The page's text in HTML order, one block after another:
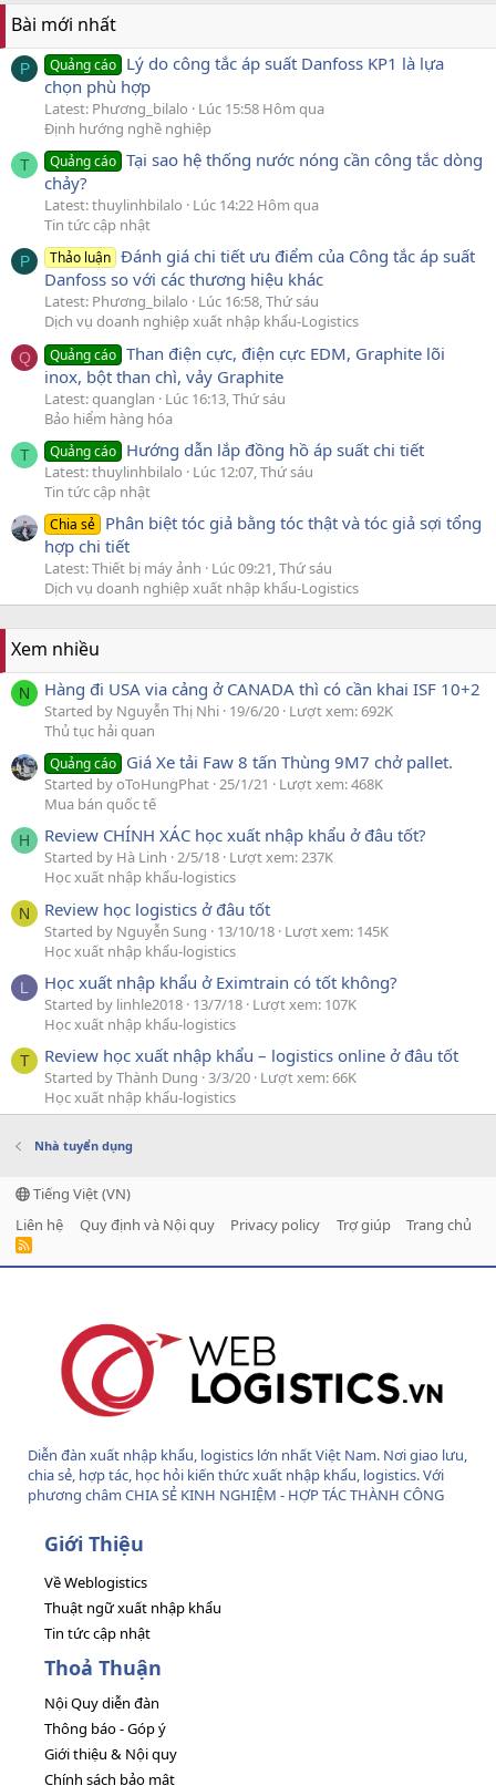
Bài mới nhất
P Quảng cáo Lý do công tắc áp suất Danfoss KP1 là lựa
chọn phù hợp
Latest: Phương_bilalo
Lúc 15:58 Hôm qua
Định hướng nghề nghiệp
T Quảng cáo Tại sao hệ thống nước nóng cần công tắc dòng
chảy?
Latest: thuylinhbilalo
Lúc 14:22 Hôm qua
Tin tức cập nhật
P Thảo luận Đánh giá chi tiết ưu điểm của Công tắc áp suất
Danfoss so với các thương hiệu khác
Latest: Phương_bilalo
Lúc 16:58, Thứ sáu
Dịch vụ doanh nghiệp xuất nhập khẩu-Logistics
Q Quảng cáo Than điện cực, điện cực EDM, Graphite lõi
inox, bột than chì, vảy Graphite
Latest: quanglan
Lúc 16:13, Thứ sáu
Bảo hiểm hàng hóa
T Quảng cáo Hướng dẫn lắp đồng hồ áp suất chi tiết
Latest: thuylinhbilalo
Lúc 12:07, Thứ sáu
Tin tức cập nhật
Chia sẻ Phân biệt tóc giả bằng tóc thật và tóc giả sợi tổng
hợp chi tiết
Latest: Thiết bị máy ảnh
Lúc 09:21, Thứ sáu
Dịch vụ doanh nghiệp xuất nhập khẩu-Logistics
Xem nhiều
N Hàng đi USA via cảng ở CANADA thì có cần khai ISF 10+2
Started by Nguyễn Thị Nhi 19/6/20 Lượt xem: 692K
Thủ tục hải quan
Quảng cáo Giá Xe tải Faw 8 tấn Thùng 9M7 chở pallet.
Started by oToHungPhat 25/1/21
Lượt xem: 468K
Mua bán quốc tế
H Review CHÍNH XÁC học xuất nhập khẩu ở đâu tốt?
Started by Hà Linh 2/5/18 Lượt xem: 237K
Học xuất nhập khẩu-logistics
N Review học logistics ở đâu tốt
Started by Nguyễn Sung 13/10/18 Lượt xem: 145K
Học xuất nhập khẩu-logistics
L Học xuất nhập khẩu ở Eximtrain có tốt không?
Started by linhle2018 13/7/18 Lượt xem: 107K
Học xuất nhập khẩu-logistics
T Review học xuất nhập khẩu – logistics online ở đâu tốt
Started by Thành Dung 3/3/20 Lượt xem: 66K
Học xuất nhập khẩu-logistics
Nhà tuyển dụng
Tiếng Việt (VN)
Liên hệ
Quy định và Nội quy Privacy policy Trợ giúp Trang chủ
R
Diễn đàn xuất nhập khẩu, logistics lớn nhất Việt Nam. Nơi giao lưu,
chia sẻ, hợp tác, học hỏi kiến thức xuất nhập khẩu, logistics. Với
phương châm CHIA SẺ KINH NGHIỆM - HỢP TÁC THÀNH CÔNG
Giới Thiệu
Về Weblogistics
Thuật ngữ xuất nhập khẩu
Tin tức cập nhật
Thoả Thuận
Nội Quy diễn đàn
Thông báo - Góp ý
Giới thiệu & Nội quy
Chính sách bảo mật